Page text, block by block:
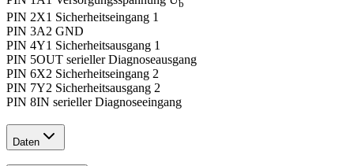
b
PIN 2X1 Sicherheitseingang 1
PIN 3A2 GND
PIN 4Y1 Sicherheitsausgang 1
PIN 5OUT serieller Diagnoseausgang
PIN 6X2 Sicherheitseingang 2
PIN 7Y2 Sicherheitsausgang 2
PIN 8IN serieller Diagnoseeingang
Daten